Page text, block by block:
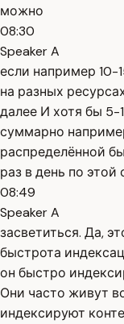
можно
08:30
Speaker A
если например 10-
на разных
далее И хотя бы 5-
суммарно
распределённой
раз в день по этой
08:49
Speaker A
засветиться. Да,
быстрота
он быстро
Они часто живут
индексируют